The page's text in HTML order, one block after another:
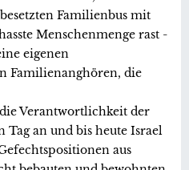
Familienbus mit
Menschenmenge rast -
eigenen
Familienanghören, die
Verantwortlichkeit der
Tag an und bis heute Israel
aus